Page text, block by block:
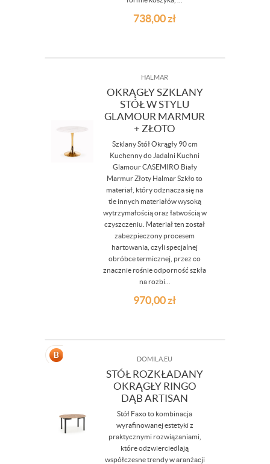
738,00zł
HALMAR
OKRĄGŁY SZKLANY
STÓŁ W STYLU
GLAMOUR MARMUR
+ ZŁOTO
Szklany Stół Okrągły 90 cm
Kuchenny do Jadalni Kuchni
Glamour CASEMIRO Biały
Marmur Złoty Halmar Szkło to
materiał, który odznacza się na
tle innych materiałów wysoką
wytrzymałością oraz łatwością w
czyszczeniu. Materiał ten został
zabezpieczony procesem
hartowania, czyli specjalnej
obróbce termicznej, przez co
znacznie rośnie odporność szkła
na rozbi...
970,00zł
DOMILA.EU
STÓŁ ROZKŁADANY
OKRĄGŁY RINGO
DĄB ARTISAN
Stół Faxo to kombinacja
wyrafinowanej estetyki z
praktycznymi rozwiązaniami,
które odzwierciedlają
współczesne trendy w aranżacji